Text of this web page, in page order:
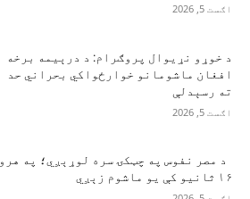
اګست 5, 2026
د خوړو نړیوال پروګرام: د درېیمه برخه
افغان ماشومانو خوارځواکي بحراني حد
ته رسېدلې
اګست 5, 2026
د مصر نفوس په چټکۍ سره لوړېږي؛ په هرو
۱۶ ثانیو کې یو ماشوم زېږي